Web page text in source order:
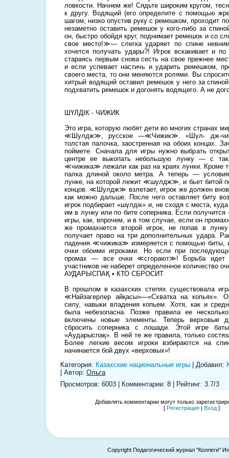
ловкости. Начнем же! Сядьте широким кругом,
к другу. Водящий (его определите с помощью
шагом, низко опустив руку с ремешком, проходит
незаметно оставить ремешок у кого-либо за
он, быстро обойдя круг, поднимает ремешок и со
свое место!≫— слегка ударяет по спине
хочется получать удары?! Игрок вскакивает и
стараясь первым снова сесть на свое прежнее
и если успевает настичь и ударить ремешком,
своего места, то они меняются ролями. Вы
хитрый водящий оставил ремешок у него за
подхватить ремешок и догонять водящего. А не
ШҮЛДІК - ЧИЖИК
Это игра, которую любят дети во многих странах
≪Шулдж≫, русское —≪Чижик≫. «Шүл- дж-
толстая палочка, заостренная на обоих концах.
поймете. Сначала для игры нужно выбрать
центре ее выкопать небольшую лунку — с
≪чижика≫ лежали как раз на краях лунки. Кроме
палка длиной около метра. А теперь —
лунке, на которой лежит ≪шулдж≫, и бьет битой
концов. ≪Шулдж≫ взлетает, игрок же должен
как можно дальше. После чего оставляет биту
игрок подбирает «шүлдік» и, не сходя с места,
им в лунку или по бите соперника. Если
игры, как, впрочем, и в том случае, если он
же промахнется второй игрок, не попав в
получает право на три дополнительных удара.
падения ≪чижика≫ измеряется с помощью биты,
очки обоими игроками. Но если при
промах — все очки ≪сгорают≫! Борьба идет
участников не наберет определенное количество
АУДАРЫСПАҚ • КТО СБРОСИТ
В прошлом в казахских степях существовала
≪Найзагерлер айқасы»—«Схватка на копьях».
силу, навыки владения копьем. Хотя, как и
была небезопасна. Позже правила ее
включены новые элементы. Теперь верховые
сбросить соперника с лошади. Этой игре
«Аударыспақ». В ней те же правила, только
Более легкие весом игроки взбираются на
начинается бой двух «верховых»!
Категория: Казахские национальные игры Добавил:
Автор: Ольга
Просмотров: 6003 Комментарии: 8 Рейтинг: 3.7/3
Добавлять комментарии могут только
[ Регистрация | Вход ]
Copyright Педагогический журнал "Коллеги"